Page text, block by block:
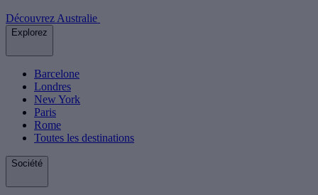
Découvrez Australie
Explorez
Barcelone
Londres
New York
Paris
Rome
Toutes les destinations
Société